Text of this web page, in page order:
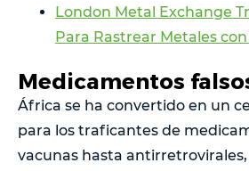
London Metal Exchange
Para Rastrear Metales
Medicamentos
África se ha convertido en un
para los traficantes de
vacunas hasta